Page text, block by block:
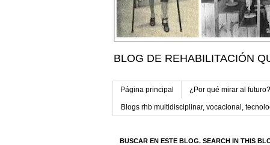
BLOG DE REHABILITACIÓN
Página principal ¿Por qué mirar al futuro?
Blogs rhb multidisciplinar, vocacional,
BUSCAR EN ESTE BLOG. SEARCH IN THIS